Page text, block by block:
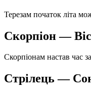
Терезам початок літа
Скорпіон —
Скорпіонам настав час
Стрілець —